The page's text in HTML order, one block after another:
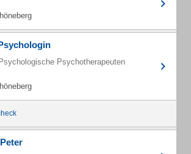
Psychotherapeuten